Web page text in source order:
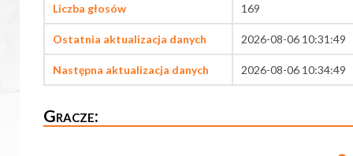
Liczba głosów 169
Ostatnia aktualizacja danych 2026-08-06 10:31:49
Następna aktualizacja danych 2026-08-06 10:34:49
Gracze: